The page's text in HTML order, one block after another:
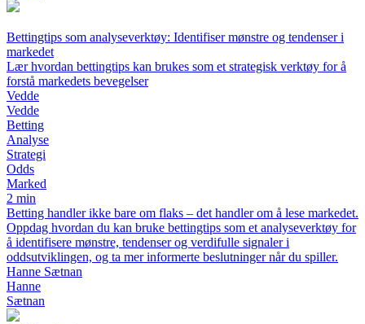
Bettingtips som analyseverktøy: Identifiser mønstre og tendenser i
markedet
Lær hvordan bettingtips kan brukes som et strategisk verktøy for å
forstå markedets bevegelser
Vedde
Vedde
Betting
Analyse
Strategi
Odds
Marked
2 min
Betting handler ikke bare om flaks – det handler om å lese markedet.
Oppdag hvordan du kan bruke bettingtips som et analyseverktøy for
å identifisere mønstre, tendenser og verdifulle signaler i
oddsutviklingen, og ta mer informerte beslutninger når du spiller.
Hanne Sætnan
Hanne
Sætnan